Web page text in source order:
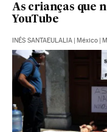
As crianças que
YouTube
INÉS SANTAEULALIA México